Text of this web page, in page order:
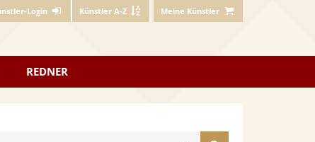
Login Künstler A-Z Meine Künstler
REDNER